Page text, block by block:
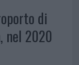
di
nel 2020